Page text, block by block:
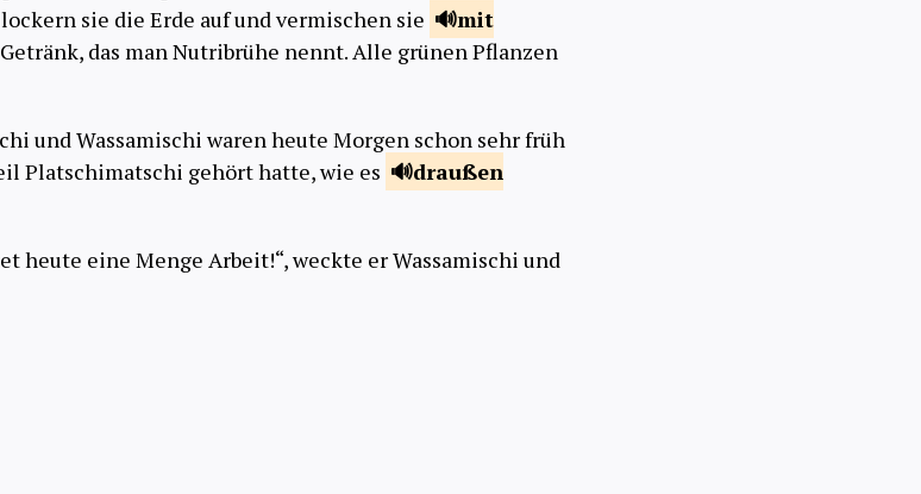
sie die Erde auf und vermischen sie
mit
das man Nutribrühe nennt. Alle grünen Pflanzen
und Wassamischi waren heute Morgen schon sehr früh
Platschimatschi gehört hatte, wie es
draußen
heute eine Menge Arbeit!“, weckte er Wassamischi und